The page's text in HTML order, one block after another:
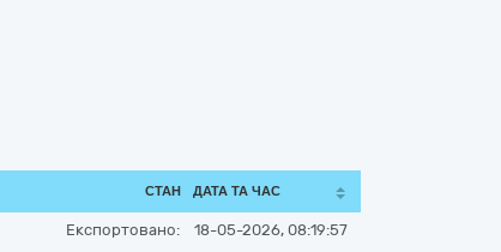
СТАН ДАТА ТА ЧАС
Експортовано: 18-05-2026, 08:19:57